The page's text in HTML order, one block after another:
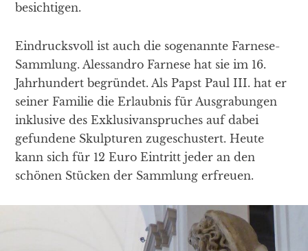
besichtigen.
Eindrucksvoll ist auch die sogenannte Farnese-
Sammlung. Alessandro Farnese hat sie im 16.
Jahrhundert begründet. Als Papst Paul III. hat er
seiner Familie die Erlaubnis für Ausgrabungen
inklusive des Exklusivanspruches auf dabei
gefundene Skulpturen zugeschustert. Heute
kann sich für 12 Euro Eintritt jeder an den
schönen Stücken der Sammlung erfreuen.